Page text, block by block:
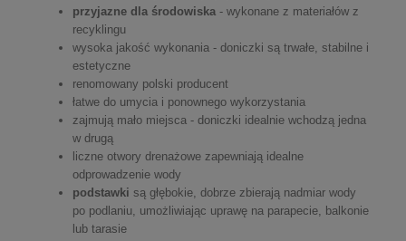
przyjazne dla środowiska - wykonane z materiałów z
recyklingu
wysoka jakość wykonania - doniczki są trwałe, stabilne i
estetyczne
renomowany polski producent
łatwe do umycia i ponownego wykorzystania
zajmują mało miejsca - doniczki idealnie wchodzą jedna
w drugą
liczne otwory drenażowe zapewniają idealne
odprowadzenie wody
podstawki są głębokie, dobrze zbierają nadmiar wody
po podlaniu, umożliwiając uprawę na parapecie, balkonie
lub tarasie